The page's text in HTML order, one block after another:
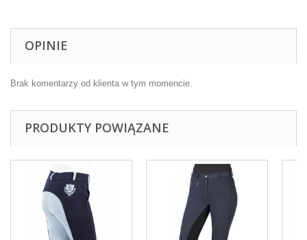
OPINIE
Brak komentarzy od klienta w tym momencie.
PRODUKTY POWIĄZANE